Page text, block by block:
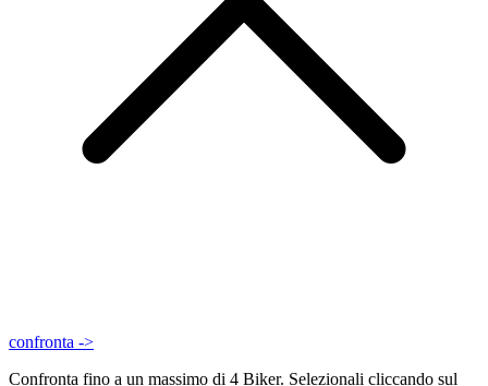
confronta ->
Confronta fino a un massimo di 4 Biker. Selezionali cliccando sul